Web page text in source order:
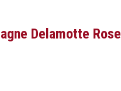
Delamotte Rose